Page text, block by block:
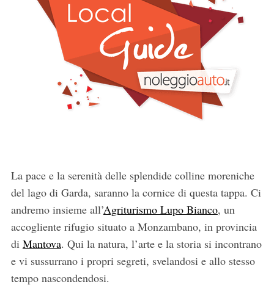
La pace e la serenità delle splendide colline moreniche
del lago di Garda, saranno la cornice di questa tappa. Ci
andremo insieme all’Agriturismo Lupo Bianco, un
accogliente rifugio situato a Monzambano, in provincia
di Mantova. Qui la natura, l’arte e la storia si incontrano
e vi sussurrano i propri segreti, svelandosi e allo stesso
tempo nascondendosi.